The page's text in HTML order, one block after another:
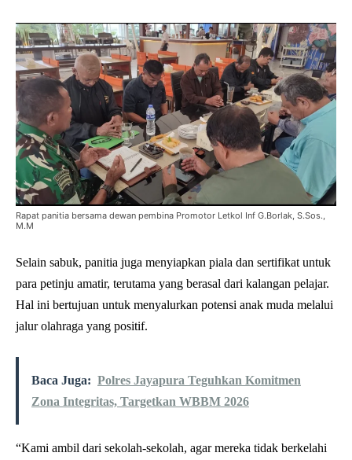
Rapat panitia bersama dewan pembina Promotor Letkol Inf G.Borlak, S.Sos.,
M.M
Selain sabuk, panitia juga menyiapkan piala dan sertifikat untuk
para petinju amatir, terutama yang berasal dari kalangan pelajar.
Hal ini bertujuan untuk menyalurkan potensi anak muda melalui
jalur olahraga yang positif.
Baca Juga: Polres Jayapura Teguhkan Komitmen
Zona Integritas, Targetkan WBBM 2026
“Kami ambil dari sekolah-sekolah, agar mereka tidak berkelahi